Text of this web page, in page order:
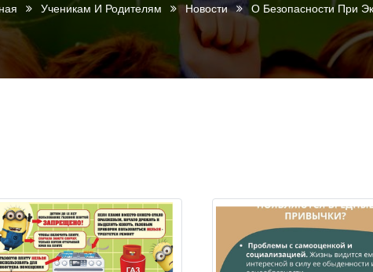
Ученикам И Родителям Новости О Безопасности При